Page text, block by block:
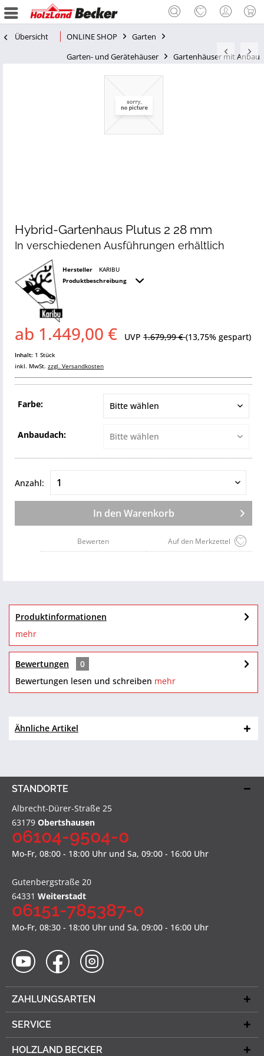
Übersicht ONLINE SHOP
Garten
Garten- und Gerätehäuser
Gartenhäuser mit Anbau
Hybrid-Gartenhaus Plutus 2 28 mm
In verschiedenen Ausführungen erhältlich
Hersteller
KARIBU
Produktbeschreibung
ab 1.449,00 € UVP 1.679,99 €(13,75% gespart)
Inhalt: 1 Stück
inkl. MwSt. zzgl. Versandkosten
Farbe:
Anbaudach:
Anzahl:
In den Warenkorb
Auf den Merkzettel
Bewerten
Produktinformationen
mehr
Bewertungen
0
Bewertungen lesen und schreiben mehr
Ähnliche Artikel
STANDORTE
Albrecht-Dürer-Straße 25
63179 Obertshausen
06104-9504-0
Mo-Fr, 08:00 - 18:00 Uhr und Sa, 09:00 - 16:00 Uhr
Gutenbergstraße 20
64331 Weiterstadt
06151-785387-0
Mo-Fr, 08:30 - 18:00 Uhr und Sa, 09:00 - 16:00 Uhr
ZAHLUNGSARTEN
SERVICE
HOLZLAND BECKER